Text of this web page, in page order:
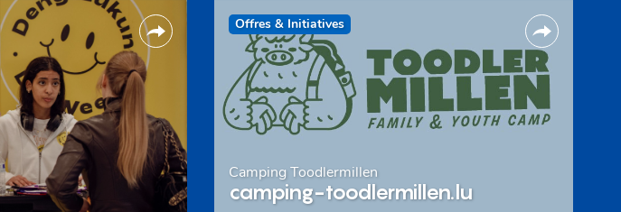
Offres & Initiatives
Camping Toodlermillen
camping-toodlermillen.lu